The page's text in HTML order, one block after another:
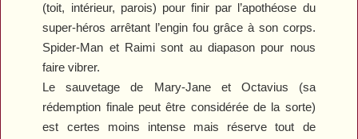
(toit, intérieur, parois) pour finir par l’apothéose du
super-héros arrêtant l’engin fou grâce à son corps.
Spider-Man et Raimi sont au diapason pour nous
faire vibrer.
Le sauvetage de Mary-Jane et Octavius (sa
rédemption finale peut être considérée de la sorte)
est certes moins intense mais réserve tout de